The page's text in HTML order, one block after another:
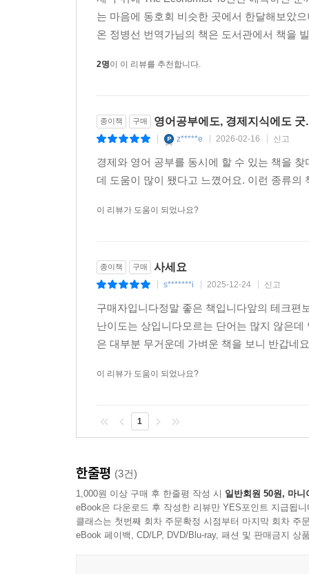
이런 복잡한 과정을 거쳐야 해서 상장을 계획
투자자와의 미팅 일정을 잡는 등 경영진의 IPO 준
buoyant 상태를 유지하고 있고, 둘째는 정부가
그대로 상환을 허용했기 때문입니다. 경제가 강하
또 재정적자가 많다는 것은 정부가 지출을 위해
공급하는 게 되는데, 그렇게 하지 않겠다는 뜻이
는 마음에 동호회 비슷한 곳에서 한달해보았
온 정병선 번역가님의 책은 도서관에서 책을
2명이 이 리뷰를 추천합니다.
종이책 구매 영어공부에도, 경제지식에도 굿.
z*****e 2026-02-16 신고
경제와 영어 공부를 동시에 할 수 있는 책을
데 도움이 많이 됐다고 느꼈어요. 이런 종류
이 리뷰가 도움이 되었나요?
종이책 구매 사세요
s*******i 2025-12-24 신고
구매자입니다정말 좋은 책입니다앞의 테크편
난이도는 상입니다모르는 단어는 많지 않은
은 대부분 무거운데 가벼운 책을 보니 반갑네
이 리뷰가 도움이 되었나요?
1
한줄평 (3건)
1,000원 이상 구매 후 한줄평 작성 시 일반회원 50원, 마니
eBook은 다운로드 후 작성한 리뷰만 YES포인트 지급됩니
클래스는 첫번째 회차 주문확정 시점부터 마지막 회차 주
eBook 페이백, CD/LP, DVD/Blu-ray, 패션 및 판매금지 상